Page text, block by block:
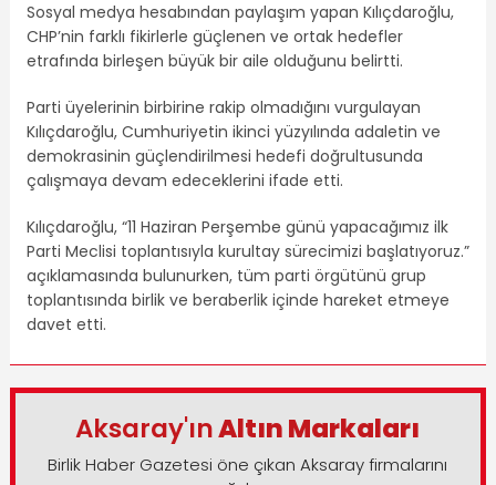
Sosyal medya hesabından paylaşım yapan Kılıçdaroğlu,
CHP’nin farklı fikirlerle güçlenen ve ortak hedefler
etrafında birleşen büyük bir aile olduğunu belirtti.
Parti üyelerinin birbirine rakip olmadığını vurgulayan
Kılıçdaroğlu, Cumhuriyetin ikinci yüzyılında adaletin ve
demokrasinin güçlendirilmesi hedefi doğrultusunda
çalışmaya devam edeceklerini ifade etti.
Kılıçdaroğlu, “11 Haziran Perşembe günü yapacağımız ilk
Parti Meclisi toplantısıyla kurultay sürecimizi başlatıyoruz.”
açıklamasında bulunurken, tüm parti örgütünü grup
toplantısında birlik ve beraberlik içinde hareket etmeye
davet etti.
Aksaray'ınAltın Markaları
Birlik Haber Gazetesi öne çıkan Aksaray firmalarını